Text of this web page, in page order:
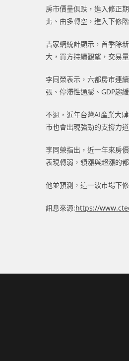
房市價量俱跌，進入修正
北、由多轉空，進入下修
吉家網統計顯示，首季除
大，買方持續觀望，交易
李同榮表示，六都房市連
張、停滯性通膨、GDP趨
不過，近年台灣AI產業大
市也會出現強勁的支撐力
李同榮指出，近一年來房
表現轉弱，領漲與超漲的
他並預測，這一波市場下
訊息來源:https://